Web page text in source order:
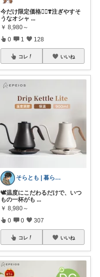
今だけ限定価格✌🏻❣️注ぎやすそ
うなオシャ ...
￥ 8,980～
0 1 128
コレ いいね
そらとも | 暮らしItem🕊️朝コレ
🕊️温度にこだわるだけで、いつ
もの一杯がも ...
￥ 8,980～
0 0 307
コレ いいね